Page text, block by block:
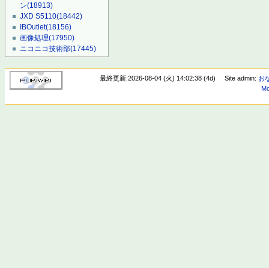
ン(18913)
JXD S5110(18442)
IBOutlet(18156)
画像処理(17950)
ニコニコ技術部(17445)
最終更新:2026-08-04 (火) 14:02:38 (4d) Site admin: お